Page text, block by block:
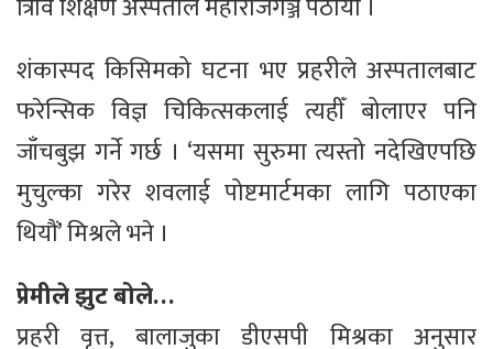
त्रिवि शिक्षण अस्पताल महाराजगञ्ज पठायो ।
शंकास्पद किसिमको घटना भए प्रहरीले अस्पतालबाट
फरेन्सिक विज्ञ चिकित्सकलाई त्यहीँ बोलाएर पनि
जाँचबुझ गर्ने गर्छ । ‘यसमा सुरुमा त्यस्तो नदेखिएपछि
मुचुल्का गरेर शवलाई पोष्टमार्टमका लागि पठाएका
थियौं’ मिश्रले भने ।
प्रेमीले झुट बोले…
प्रहरी वृत्त, बालाजुका डीएसपी मिश्रका अनुसार